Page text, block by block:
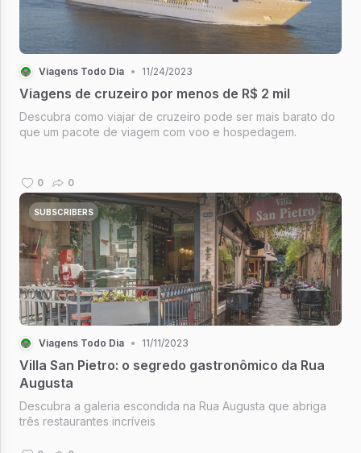
Viagens Todo Dia • 11/24/2023
Viagens de cruzeiro por menos de R$ 2 mil
Descubra como viajar de cruzeiro pode ser mais barato do
que um pacote de viagem com voo e hospedagem.
0 0
SUBSCRIBERS
Viagens Todo Dia • 11/11/2023
Villa San Pietro: o segredo gastronômico da Rua
Augusta
Descubra a galeria escondida na Rua Augusta que abriga
três restaurantes incríveis